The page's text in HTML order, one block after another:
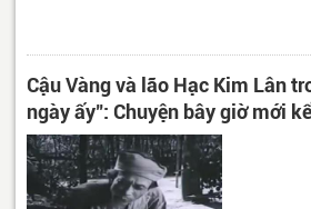
Cậu Vàng và lão Hạc Kim Lân
ngày ấy": Chuyện bây giờ mới kể